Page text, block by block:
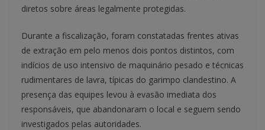
diretos sobre áreas legalmente protegidas.
Durante a fiscalização, foram constatadas frentes ativas
de extração em pelo menos dois pontos distintos, com
indícios de uso intensivo de maquinário pesado e técnicas
rudimentares de lavra, típicas do garimpo clandestino. A
presença das equipes levou à evasão imediata dos
responsáveis, que abandonaram o local e seguem sendo
investigados pelas autoridades.